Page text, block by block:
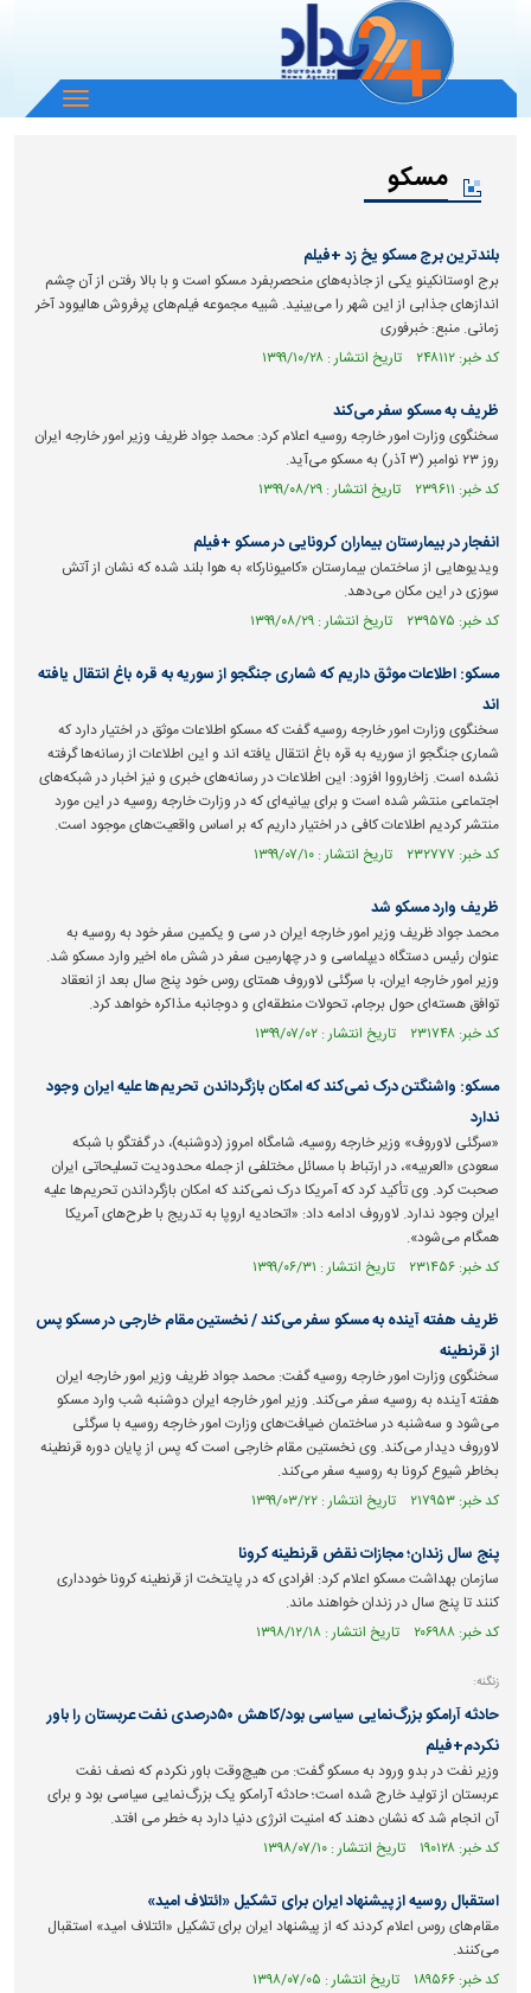
باز
و
مسکو
بلندترین برج مسکو یخ زد +فیلم
برج اوستانکینو یکی از جاذبه‌های منحصربفرد مسکو است و با بالا رفتن از آن چشم
انداز‌های جذابی از این شهر را می‌بینید. شبیه مجموعه فیلم‌های پرفروش هالیوود آخر
زمانی. منبع: خبرفوری
کد خبر: ۲۴۸۱۱۲ تاریخ انتشار : ۱۳۹۹/۱۰/۲۸
ظریف به مسکو سفر می‌کند
سخنگوی وزارت امور خارجه روسیه اعلام کرد: محمد جواد ظریف وزیر امور خارجه ایران
روز ۲۳ نوامبر (۳ آذر) به مسکو می‌آید.
کد خبر: ۲۳۹۶۱۱ تاریخ انتشار : ۱۳۹۹/۰۸/۲۹
انفجار در بیمارستان بیماران کرونایی در مسکو +فیلم
ویدیو‌هایی از ساختمان بیمارستان «کامیونارکا» به هوا بلند شده که نشان از آتش
سوزی در این مکان می‌دهد.
کد خبر: ۲۳۹۵۷۵ تاریخ انتشار : ۱۳۹۹/۰۸/۲۹
مسکو: اطلاعات موثق داریم که شماری جنگجو از سوریه به قره باغ انتقال یافته
اند
سخنگوی وزارت امور خارجه روسیه گفت که مسکو اطلاعات موثق در اختیار دارد که
شماری جنگجو از سوریه به قره باغ انتقال یافته اند و این اطلاعات از رسانه‌ها گرفته
نشده است. زاخارووا افزود: این اطلاعات در رسانه‌های خبری و نیز اخبار در شبکه‌های
اجتماعی منتشر شده است و برای بیانیه‌ای که در وزارت خارجه روسیه در این مورد
منتشر کردیم اطلاعات کافی در اختیار داریم که بر اساس واقعیت‌های موجود است.
کد خبر: ۲۳۲۷۷۷ تاریخ انتشار : ۱۳۹۹/۰۷/۱۰
ظریف وارد مسکو شد
محمد جواد ظریف وزیر امور خارجه ایران در سی و یکمین سفر خود به روسیه به
عنوان رئیس دستگاه دیپلماسی و در چهارمین سفر در شش ماه اخیر وارد مسکو شد.
وزیر امور خارجه ایران، با سرگئی لاوروف همتای روس خود پنج سال بعد از انعقاد
توافق هسته‌ای حول برجام، تحولات منطقه‌ای و دوجانبه مذاکره خواهد کرد.
کد خبر: ۲۳۱۷۴۸ تاریخ انتشار : ۱۳۹۹/۰۷/۰۲
مسکو: واشنگتن درک نمی‌کند که امکان بازگرداندن تحریم‌ها علیه ایران وجود
ندارد
«سرگئی لاوروف» وزیر خارجه روسیه، شامگاه امروز (دوشنبه)، در گفتگو با شبکه
سعودی «العربیه»، در ارتباط با مسائل مختلفی از جمله محدودیت تسلیحاتی ایران
صحبت کرد. وی تأکید کرد که آمریکا درک نمی‌کند که امکان بازگرداندن تحریم‌ها علیه
ایران وجود ندارد. لاوروف ادامه داد: «اتحادیه اروپا به تدریج با طرح‌های آمریکا
همگام می‌شود».
کد خبر: ۲۳۱۴۵۶ تاریخ انتشار : ۱۳۹۹/۰۶/۳۱
ظریف هفته آینده به مسکو سفر می‌کند / نخستین مقام خارجی در مسکو پس
از قرنطینه
سخنگوی وزارت امور خارجه روسیه گفت: محمد جواد ظریف وزیر امور خارجه ایران
هفته آینده به روسیه سفر می‌کند. وزیر امور خارجه ایران دوشنبه شب وارد مسکو
می‌شود و سه‌شنبه در ساختمان ضیافت‌های وزارت امور خارجه روسیه با سرگئی
لاوروف دیدار می‌کند. وی نخستین مقام خارجی است که پس از پایان دوره قرنطینه
بخاطر شیوع کرونا به روسیه سفر می‌کند.
کد خبر: ۲۱۷۹۵۳ تاریخ انتشار : ۱۳۹۹/۰۳/۲۲
پنج سال زندان؛ مجازات نقض قرنطینه کرونا
سازمان بهداشت مسکو اعلام کرد: افرادی که در پایتخت از قرنطینه کرونا خودداری
کنند تا پنج سال در زندان خواهند ماند.
کد خبر: ۲۰۶۹۸۸ تاریخ انتشار : ۱۳۹۸/۱۲/۱۸
زنگنه:
حادثه آرامکو بزرگ‌نمایی سیاسی بود/کاهش ۵۰درصدی نفت عربستان را باور
نکردم+فیلم
وزیر نفت در بدو ورود به مسکو گفت: من هیچ‌وقت باور نکردم که نصف نفت
عربستان از تولید خارج شده است؛ حادثه آرامکو یک بزرگ‌نمایی سیاسی بود و برای
آن انجام شد که نشان دهند که امنیت انرژی دنیا دارد به خطر می افتد.
کد خبر: ۱۹۰۱۲۸ تاریخ انتشار : ۱۳۹۸/۰۷/۱۰
استقبال روسیه از پیشنهاد ایران برای تشکیل «ائتلاف امید»
مقام‌های روس اعلام کردند که از پیشنهاد ایران برای تشکیل «ائتلاف امید» استقبال
می‌کنند.
کد خبر: ۱۸۹۵۶۶ تاریخ انتشار : ۱۳۹۸/۰۷/۰۵